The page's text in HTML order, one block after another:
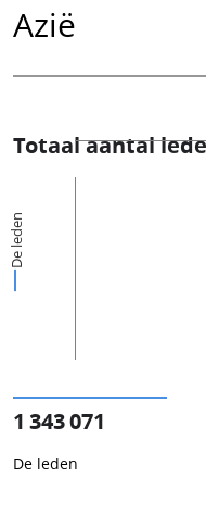
Azië
Totaal aantal
De leden
1 343 071
De leden